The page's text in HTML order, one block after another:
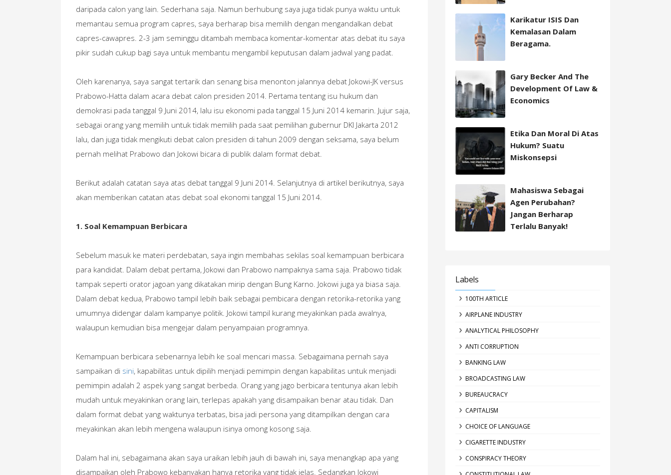
daripada calon yang lain. Sederhana saja. Namun berhubung saya juga tidak punya waktu untuk
memantau semua program capres, saya berharap bisa memilih dengan mengandalkan debat
capres-cawapres. 2-3 jam seminggu ditambah membaca komentar-komentar atas debat itu saya
pikir sudah cukup bagi saya untuk membantu mengambil keputusan dalam jadwal yang padat.
Oleh karenanya, saya sangat tertarik dan senang bisa menonton jalannya debat Jokowi-JK versus
Prabowo-Hatta dalam acara debat calon presiden 2014. Pertama tentang isu hukum dan
demokrasi pada tanggal 9 Juni 2014, lalu isu ekonomi pada tanggal 15 Juni 2014 kemarin. Jujur saja,
sebagai orang yang memilih untuk tidak memilih pada saat pemilihan gubernur DKI Jakarta 2012
lalu, dan juga tidak mengikuti debat calon presiden di tahun 2009 dengan seksama, saya belum
pernah melihat Prabowo dan Jokowi bicara di publik dalam format debat.
Berikut adalah catatan saya atas debat tanggal 9 Juni 2014. Selanjutnya di artikel berikutnya, saya
akan memberikan catatan atas debat soal ekonomi tanggal 15 Juni 2014.
1. Soal Kemampuan Berbicara
Sebelum masuk ke materi perdebatan, saya ingin membahas sekilas soal kemampuan berbicara
para kandidat. Dalam debat pertama, Jokowi dan Prabowo nampaknya sama saja. Prabowo tidak
tampak seperti orator jagoan yang dikatakan mirip dengan Bung Karno. Jokowi juga ya biasa saja.
Dalam debat kedua, Prabowo tampil lebih baik sebagai pembicara dengan retorika-retorika yang
umumnya didengar dalam kampanye politik. Jokowi tampil kurang meyakinkan pada awalnya,
walaupun kemudian bisa mengejar dalam penyampaian programnya.
Kemampuan berbicara sebenarnya lebih ke soal mencari massa. Sebagaimana pernah saya
sampaikan di sini, kapabilitas untuk dipilih menjadi pemimpin dengan kapabilitas untuk menjadi
pemimpin adalah 2 aspek yang sangat berbeda. Orang yang jago berbicara tentunya akan lebih
mudah untuk meyakinkan orang lain, terlepas apakah yang disampaikan benar atau tidak. Dan
dalam format debat yang waktunya terbatas, bisa jadi persona yang ditampilkan dengan cara
meyakinkan akan lebih mengena walaupun isinya omong kosong saja.
Dalam hal ini, sebagaimana akan saya uraikan lebih jauh di bawah ini, saya menangkap apa yang
disampaikan oleh Prabowo kebanyakan hanya retorika yang tidak jelas. Sedangkan Jokowi
Karikatur ISIS Dan
Kemalasan Dalam
Beragama.
Gary Becker And The
Development Of Law &
Economics
Etika Dan Moral Di Atas
Hukum? Suatu
Miskonsepsi
Mahasiswa Sebagai
Agen Perubahan?
Jangan Berharap
Terlalu Banyak!
Labels
100TH ARTICLE
AIRPLANE INDUSTRY
ANALYTICAL PHILOSOPHY
ANTI CORRUPTION
BANKING LAW
BROADCASTING LAW
BUREAUCRACY
CAPITALISM
CHOICE OF LANGUAGE
CIGARETTE INDUSTRY
CONSPIRACY THEORY